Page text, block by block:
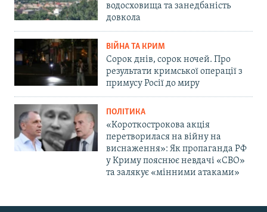
водосховища та занедбаність
довкола
ВІЙНА ТА КРИМ
Сорок днів, сорок ночей. Про
результати кримської операції з
примусу Росії до миру
ПОЛІТИКА
«Короткострокова акція
перетворилася на війну на
виснаження»: Як пропаганда РФ
у Криму пояснює невдачі «СВО»
та залякує «мінними атаками»